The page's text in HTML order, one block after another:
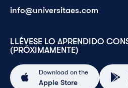
info@universitaes.com
LLÉVESE LO APRENDIDO
(PRÓXIMAMENTE)
Download on the
Apple Store